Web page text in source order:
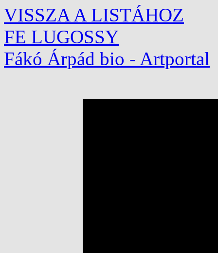
VISSZA A LISTÁHOZ
FE LUGOSSY
Fákó Árpád bio - Artportal